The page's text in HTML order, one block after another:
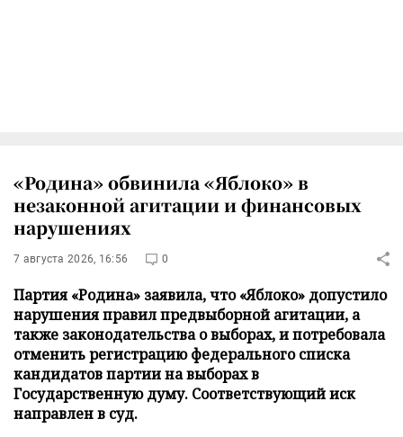
«Родина» обвинила «Яблоко» в
незаконной агитации и финансовых
нарушениях
7 августа 2026, 16:56 0
Партия «Родина» заявила, что «Яблоко» допустило
нарушения правил предвыборной агитации, а
также законодательства о выборах, и потребовала
отменить регистрацию федерального списка
кандидатов партии на выборах в
Государственную думу. Соответствующий иск
направлен в суд.